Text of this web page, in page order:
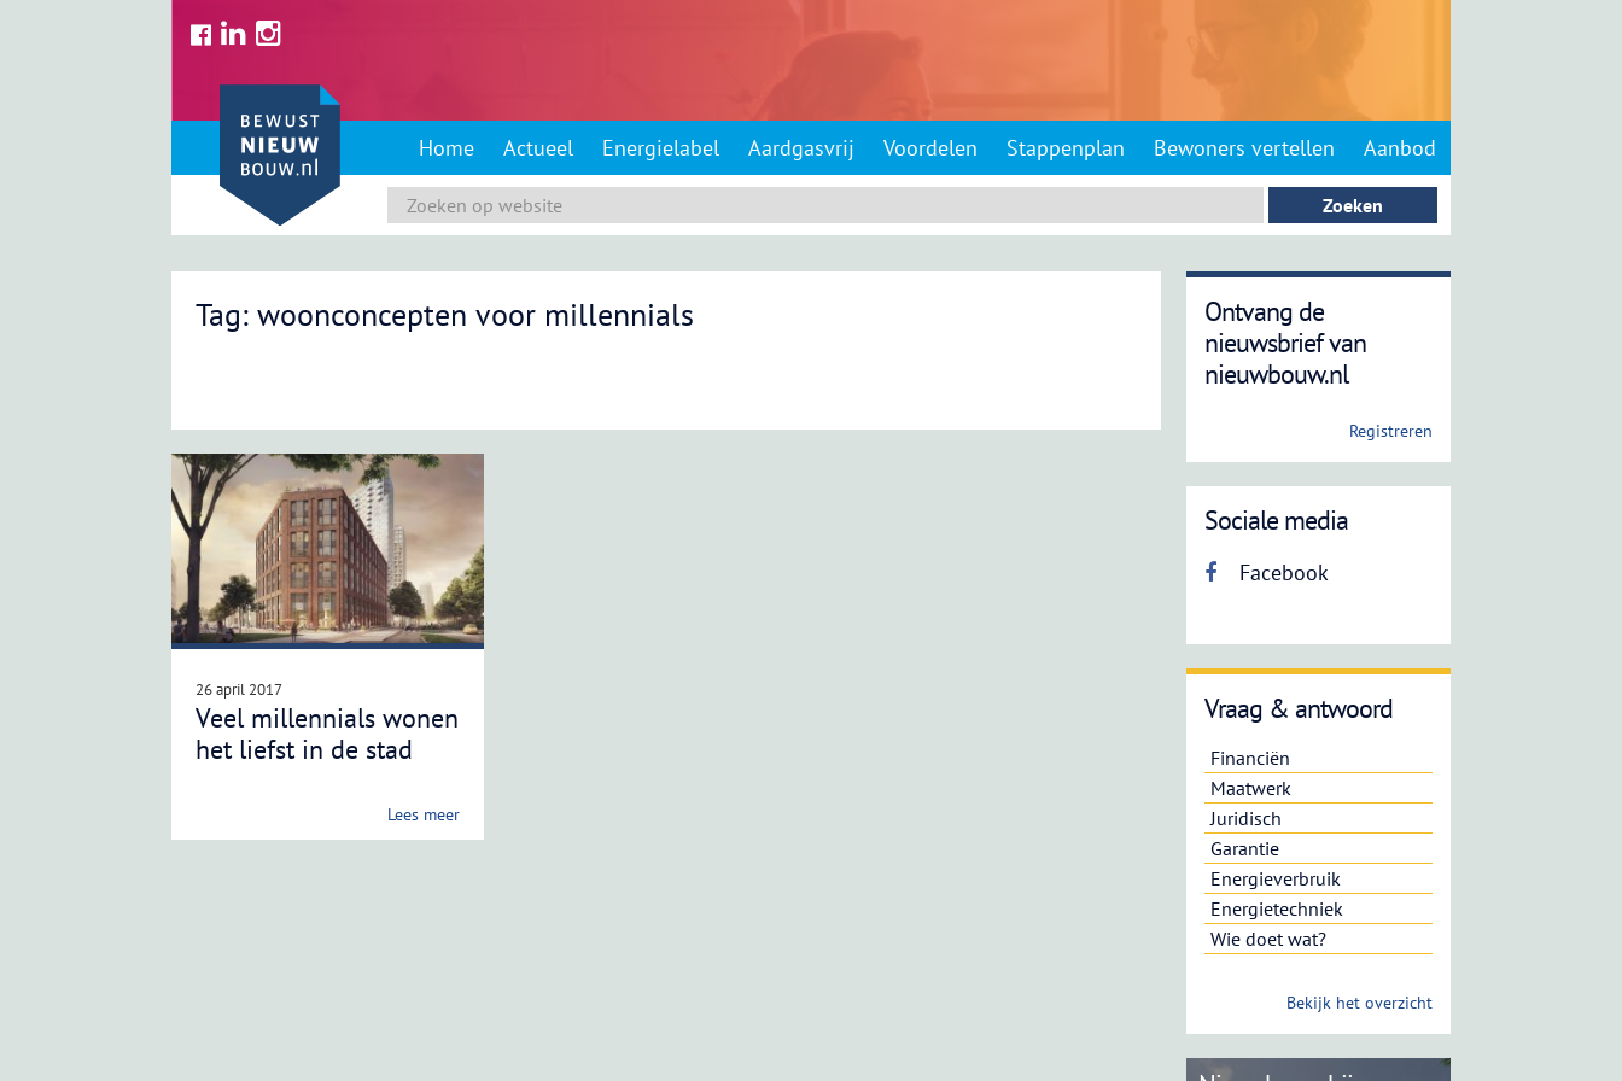
Home Actueel Energielabel Aardgasvrij Voordelen Stappenplan Bewoners vertellen Aanbod
Tag: woonconcepten voor millennials
26 april 2017
Veel millennials wonen
het liefst in de stad
Lees meer
Ontvang de
nieuwsbrief van
nieuwbouw.nl
Registreren
Sociale media
Facebook
Vraag & antwoord
Financiën
Maatwerk
Juridisch
Garantie
Energieverbruik
Energietechniek
Wie doet wat?
Bekijk het overzicht